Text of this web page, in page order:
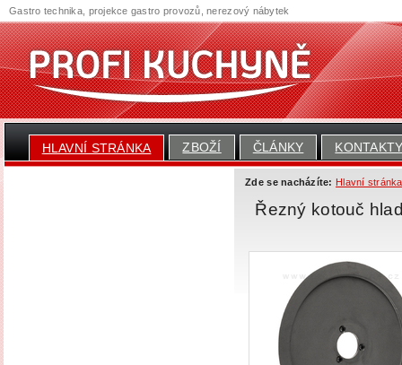
HLAVNÍ STRÁNKA ZBOŽÍ ČLÁNKY
Zde se nacházíte: Hlavní stránka
Řezný kotouč
Gastro technika, projekce gastro provozů, nerezový nábytek